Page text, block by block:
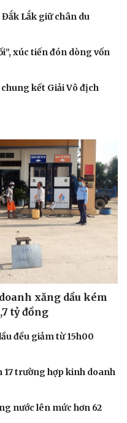
Sao ViệtLắk giữ chân du
xúc tiến đón dòng vốn
kết Giải Vô địch
xăng dầu kém
tỷ đồng
đều giảm từ 15h00
trường hợp kinh doanh
nước lên mức hơn 62